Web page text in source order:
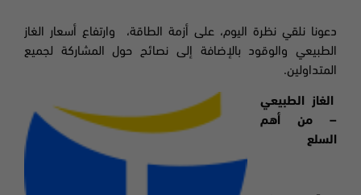
دعونا نلقي نظرة اليوم، على أزمة الطاقة، وارتفاع أسعار الغاز
الطبيعي والوقود بالإضافة إلى نصائح حول المشاركة لجميع
المتداولين.
الغاز الطبيعي
– من أهم
السلع